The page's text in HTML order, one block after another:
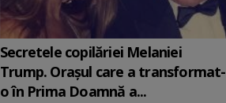
Secretele copilăriei Melaniei
Trump. Orașul care a transformat-
o în Prima Doamnă a...